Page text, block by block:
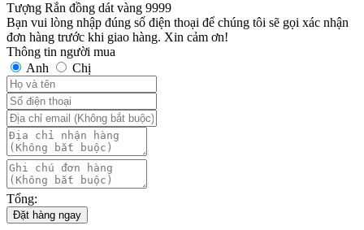
Tượng Rắn đồng dát vàng 9999
Bạn vui lòng nhập đúng số điện thoại để chúng tôi sẽ gọi xác nhận
đơn hàng trước khi giao hàng. Xin cảm ơn!
Thông tin người mua
Anh
Chị
Tổng:
Đặt hàng ngay